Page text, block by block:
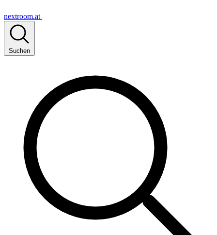
nextroom.at
Suchen